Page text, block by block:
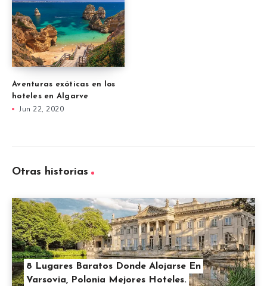
Aventuras exóticas en los
hoteles en Algarve
Jun 22, 2020
Otras historias
8 Lugares Baratos Donde Alojarse En
Varsovia, Polonia Mejores Hoteles.